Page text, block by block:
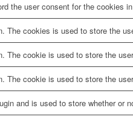
the user consent for the cookies
The cookies is used to store the
The cookie is used to store the
The cookie is used to store the
and is used to store whether